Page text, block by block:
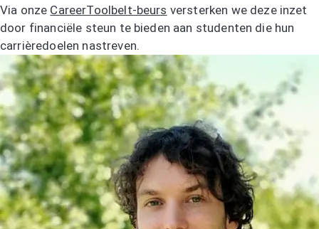
Via onze CareerToolbelt-beurs versterken we deze inzet
door financiële steun te bieden aan studenten die hun
carrièredoelen nastreven.